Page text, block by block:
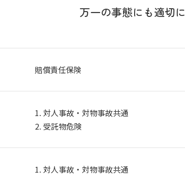
万一の事態にも適切に
賠償責任保険
1. 対人事故・対物事故共通
2. 受託物危険
1. 対人事故・対物事故共通